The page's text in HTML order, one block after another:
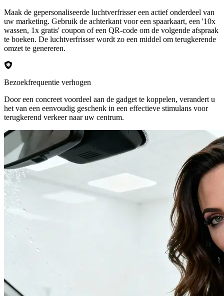
Maak de gepersonaliseerde luchtverfrisser een actief onderdeel van
uw marketing. Gebruik de achterkant voor een spaarkaart, een '10x
wassen, 1x gratis' coupon of een QR-code om de volgende afspraak
te boeken. De luchtverfrisser wordt zo een middel om terugkerende
omzet te genereren.
Bezoekfrequentie verhogen
Door een concreet voordeel aan de gadget te koppelen, verandert u
het van een eenvoudig geschenk in een effectieve stimulans voor
terugkerend verkeer naar uw centrum.